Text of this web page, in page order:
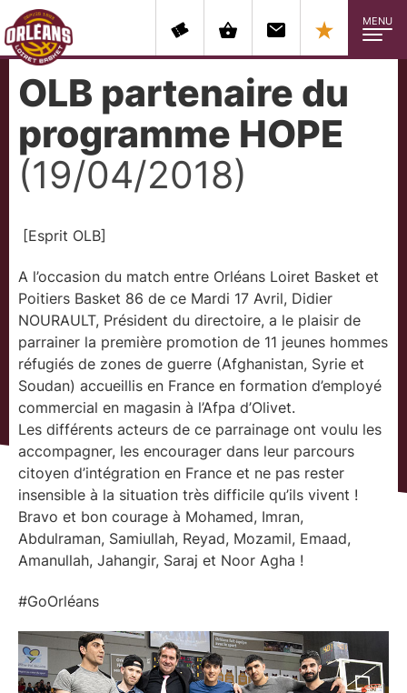
MENU
OLB partenaire du
programme HOPE
(19/04/2018)
[Esprit OLB]
A l’occasion du match entre Orléans Loiret Basket et
Poitiers Basket 86 de ce Mardi 17 Avril, Didier
NOURAULT, Président du directoire, a le plaisir de
parrainer la première promotion de 11 jeunes hommes
réfugiés de zones de guerre (Afghanistan, Syrie et
Soudan) accueillis en France en formation d’employé
commercial en magasin à l’Afpa d’Olivet.
Les différents acteurs de ce parrainage ont voulu les
accompagner, les encourager dans leur parcours
citoyen d’intégration en France et ne pas rester
insensible à la situation très difficile qu’ils vivent !
Bravo et bon courage à Mohamed, Imran,
Abdulraman, Samiullah, Reyad, Mozamil, Emaad,
Amanullah, Jahangir, Saraj et Noor Agha !
#GoOrléans